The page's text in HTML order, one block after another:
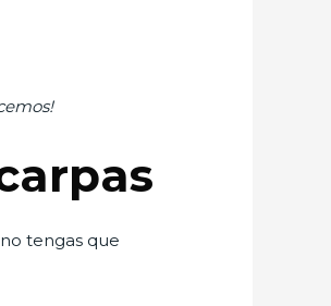
tengas que